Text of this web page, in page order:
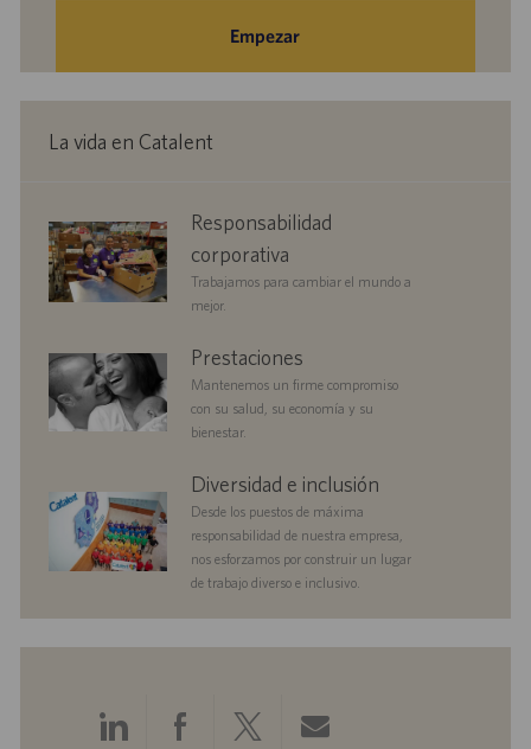
Empezar
La vida en Catalent
responsibility
Responsabilidad
corporativa
Trabajamos para cambiar el mundo a
mejor.
benefits Prestaciones
Mantenemos un firme compromiso
con su salud, su economía y su
bienestar.
diversityandinclusionDiversidad e inclusión
Desde los puestos de máxima
responsabilidad de nuestra empresa,
nos esforzamos por construir un lugar
de trabajo diverso e inclusivo.
CompartirCompartirCompartirCompartir